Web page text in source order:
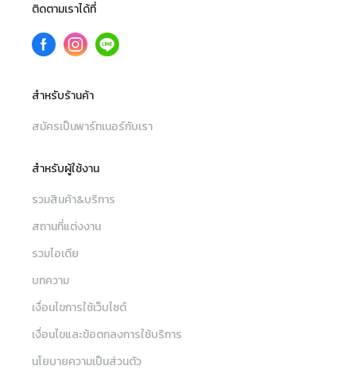
ติดตามเราได้ที่
สำหรับร้านค้า
สมัครเป็นพาร์ทเนอร์กับเรา
สำหรับผู้ใช้งาน
รวมสินค้า&บริการ
สถานที่แต่งงาน
รวมไอเดีย
บทความ
เงื่อนไขการใช้เว็บไซต์
เงื่อนไขและข้อตกลงการใช้บริการ
นโยบายความเป็นส่วนตัว